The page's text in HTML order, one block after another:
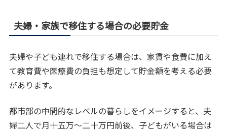
夫婦・家族で移住する場合の必要貯金
夫婦や子ども連れで移住する場合は、家賃や食費に加え
て教育費や医療費の負担も想定して貯金額を考える必要
があります。
都市部の中間的なレベルの暮らしをイメージすると、夫
婦二人で月十五万〜二十万円前後、子どもがいる場合は